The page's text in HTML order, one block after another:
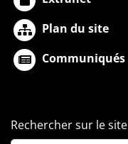
Plan du site
Communiqués
Rechercher sur le site